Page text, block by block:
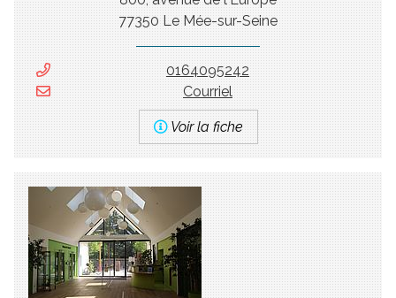
77350 Le Mée-sur-Seine
0164095242
Courriel
Voir la fiche